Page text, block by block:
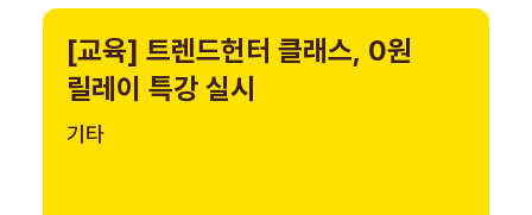
[교육] 트렌드헌터 클래스, 0원
릴레이 특강 실시
기타